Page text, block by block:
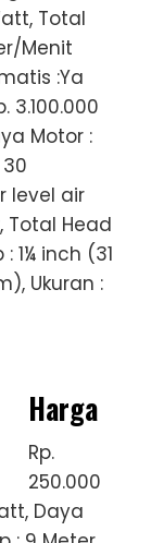
Total
Menit
:Ya
3.100.000
Motor :
level air
Total Head
1¼ inch (31
Ukuran :
Harga
Rp.
250.000
Daya